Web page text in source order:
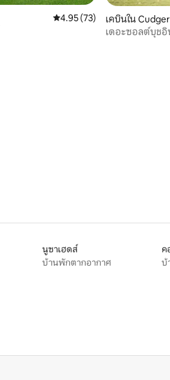
คะแนนเฉลี่ย 4.95 จาก 5, 73 รี
4.95 (73)
เคบินใน
เดอะซอลต์บุช
นูซาเฮดส์
บ้านพักตากอากาศ
ค
บ้